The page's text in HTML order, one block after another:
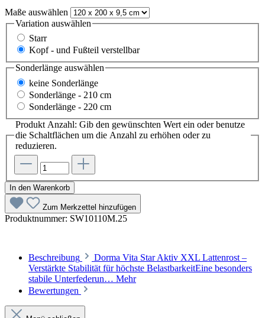
Maße auswählen
Variation auswählen
Starr
Kopf - und Fußteil verstellbar
Sonderlänge auswählen
keine Sonderlänge
Sonderlänge - 210 cm
Sonderlänge - 220 cm
Produkt Anzahl: Gib den gewünschten Wert ein oder benutze
die Schaltflächen um die Anzahl zu erhöhen oder zu
reduzieren.
In den Warenkorb
Zum Merkzettel hinzufügen
Produktnummer: SW10110M.25
Beschreibung
Dorma Vita Star Aktiv XXL Lattenrost –
Verstärkte Stabilität für höchste BelastbarkeitEine besonders
stabile Unterfederun… Mehr
Bewertungen